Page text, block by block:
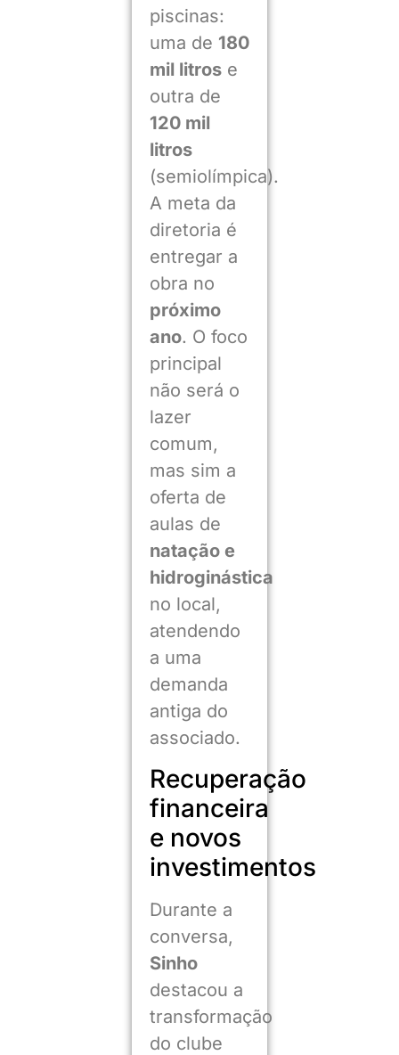
piscinas:
uma de 180
mil litrose
outra de
120 mil
litros
(semiolímpica).
A meta da
diretoria é
entregar a
obra no
próximo
ano. O foco
principal
não será o
lazer
comum,
mas sim a
oferta de
aulas de
natação e
hidroginástica
no local,
atendendo
a uma
demanda
antiga do
associado.
Recuperação
financeira
e novos
investimentos
Durante a
conversa,
Sinho
destacou a
transformação
do clube